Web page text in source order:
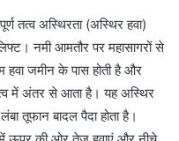
तत्व अस्थिरता (अस्थिर हवा)
नमी आमतौर पर महासागरों से
हवा जमीन के पास होती है और
में अंतर से आता है। यह अस्थिर
तूफान बादल पैदा होता है।